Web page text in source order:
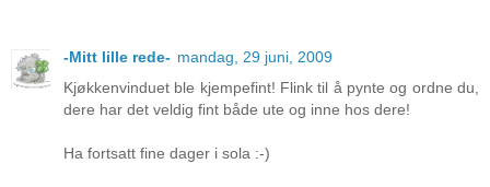
-Mitt lille rede- mandag, 29 juni, 2009
Kjøkkenvinduet ble kjempefint! Flink til å pynte og ordne du,
dere har det veldig fint både ute og inne hos dere!
Ha fortsatt fine dager i sola :-)